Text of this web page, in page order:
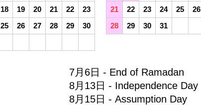
18 19 20 21 22
23
25 26 27 28 29
30
21
22 23 24 25 26
28
29 30 31
7月6日 - End of Ramadan
8月13日 - Independence Day
8月15日 - Assumption Day